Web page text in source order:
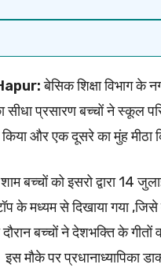
बेसिक शिक्षा विभाग के
सीधा प्रसारण बच्चों ने स्कूल
और एक दूसरे का मुंह मीठा
बच्चों को इसरो द्वारा 14
के मध्यम से दिखाया गया
दौरान बच्चों ने देशभक्ति के
मौके पर प्रधानाध्यापिका